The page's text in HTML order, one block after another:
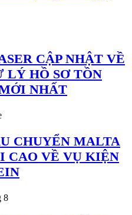
CẬP NHẬT VỀ
LÝ HỒ SƠ TỒN
NHẤT
CHUYỂN MALTA
CAO VỀ VỤ KIỆN